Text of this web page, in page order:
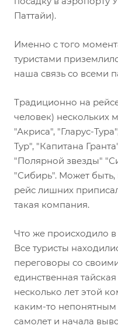
Паттайи).
Именно с того
туристами
наша связь со всеми
Традиционно на
человек) нескольких
"Акриса", "Гларус-
Тур", "Капитана
"Полярной звезды"
"Сибирь". Может быть,
рейс лишних
такая компания.
Что же происходило
Все туристы
переговоры со
единственная
несколько лет этой
каким-то
самолет и начала